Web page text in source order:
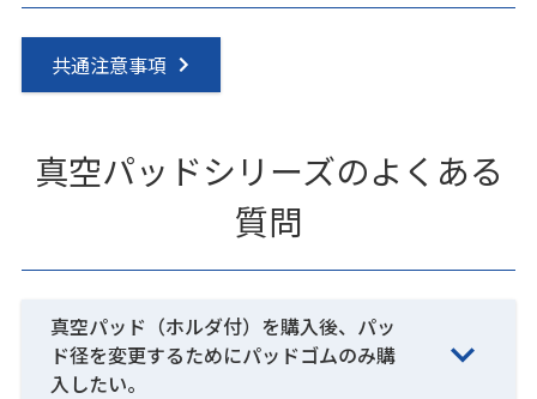
共通注意事項
真空パッドシリーズのよくある
質問
真空パッド（ホルダ付）を購入後、パッ
ド径を変更するためにパッドゴムのみ購
入したい。